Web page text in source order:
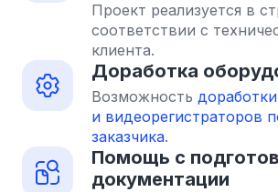
Проект реализуется в
соответствии с
клиента.
Доработка
Возможность
и видеорегистраторов
заказчика.
Помощь с
документации